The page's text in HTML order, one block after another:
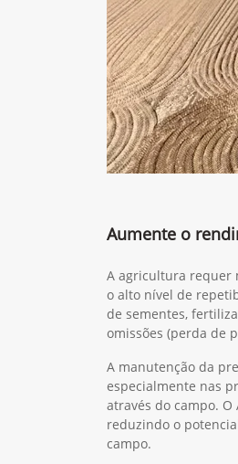
Aumente o
A agricultura requer
o alto nível de
de sementes,
omissões (perda de
A manutenção da
especialmente nas
através do campo.
reduzindo o
campo.